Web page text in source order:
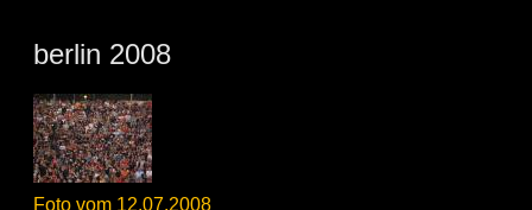
berlin 2008
Foto vom 12.07.2008